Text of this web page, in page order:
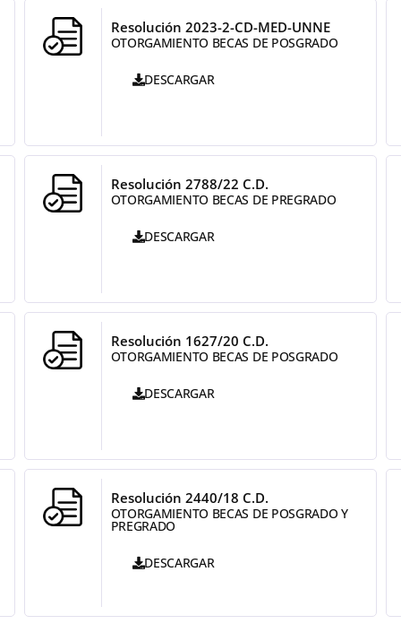
Resolución 2023-2-CD-MED-UNNE
OTORGAMIENTO BECAS DE POSGRADO
DESCARGAR
Resolución 2788/22 C.D.
OTORGAMIENTO BECAS DE PREGRADO
DESCARGAR
Resolución 1627/20 C.D.
OTORGAMIENTO BECAS DE POSGRADO
DESCARGAR
Resolución 2440/18 C.D.
OTORGAMIENTO BECAS DE POSGRADO Y
PREGRADO
DESCARGAR